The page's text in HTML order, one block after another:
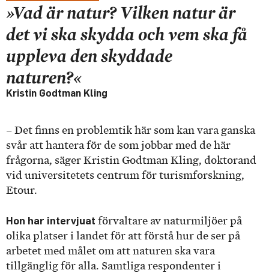
»Vad är natur? Vilken natur är
det vi ska skydda och vem ska få
uppleva den skyddade
naturen?«
Kristin Godtman Kling
– Det finns en problemtik här som kan vara ganska
svår att hantera för de som jobbar med de här
frågorna, säger Kristin Godtman Kling, doktorand
vid universitetets centrum för turismforskning,
Etour.
Hon har intervjuat förvaltare av naturmiljöer på
olika platser i landet för att förstå hur de ser på
arbetet med målet om att naturen ska vara
tillgänglig för alla. Samtliga respondenter i